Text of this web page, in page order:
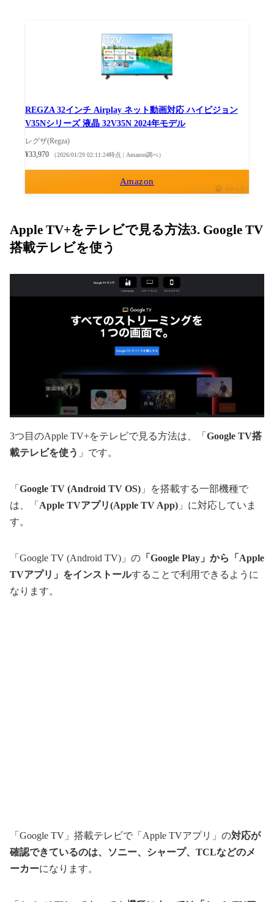
REGZA 32インチ Airplay ネット動画対応 ハイビジョン
V35Nシリーズ 液晶 32V35N 2024年モデル
レグザ(Regza)
¥33,970
（2026/01/29 02:11:24時点 | Amazon調べ）
Amazon
ポチップ
Apple TV+をテレビで見る方法3. Google TV
搭載テレビを使う
3つ目のApple TV+をテレビで見る方法は、「 Google TV搭
載テレビを使う 」です。
「 Google TV (Android TV OS) 」を搭載する一部機種で
は、「 Apple TVアプリ(Apple TV App) 」に対応していま
す。
「Google TV (Android TV)」の 「Google Play」から「Apple
TVアプリ」をインストールすることで利用できるように
なります。
「Google TV」搭載テレビで「Apple TVアプリ」の対応が
確認できているのは、ソニー、シャープ、TCLなどのメ
ーカーになります。